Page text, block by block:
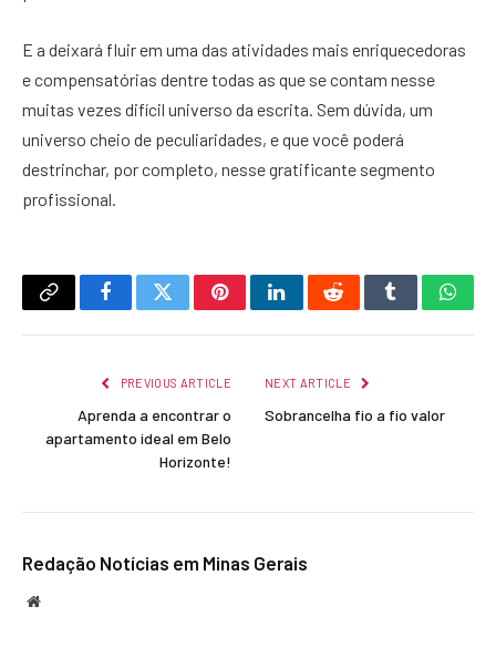
E a deixará fluir em uma das atividades mais enriquecedoras
e compensatórias dentre todas as que se contam nesse
muitas vezes difícil universo da escrita. Sem dúvida, um
universo cheio de peculiaridades, e que você poderá
destrinchar, por completo, nesse gratificante segmento
profissional.
Copy
FacebookTwitterPinterestLinkedInRedditTumblr
PREVIOUS ARTICLE
Aprenda a encontrar o
apartamento ideal em Belo
Horizonte!
NEXT ARTICLE
Sobrancelha fio a fio valor
Redação Notícias em Minas Gerais
Website